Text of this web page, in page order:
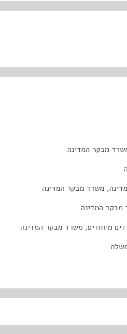
מבקר המדינה
משרד מבקר המדינה
מבקר המדינה
מיוחדים, משרד מבקר המדינה